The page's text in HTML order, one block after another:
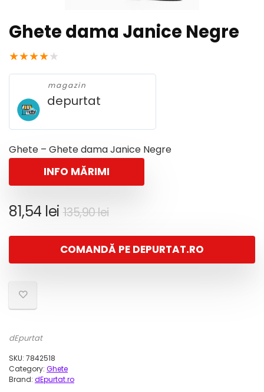
Ghete dama Janice Negre
★★★★★
magazin
depurtat
Ghete – Ghete dama Janice Negre
INFO MĂRIMI
135,90leiPrețul
a
fost:
81,54 lei
Prețul
este:
81,54 lei.
COMANDĂ PE DEPURTAT.RO
dEpurtat
SKU: 7842518
Category: Ghete
Brand: dEpurtat.ro